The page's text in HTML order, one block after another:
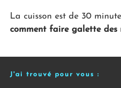
La cuisson est de 30
comment faire galette des
J'ai trouvé pour vous :